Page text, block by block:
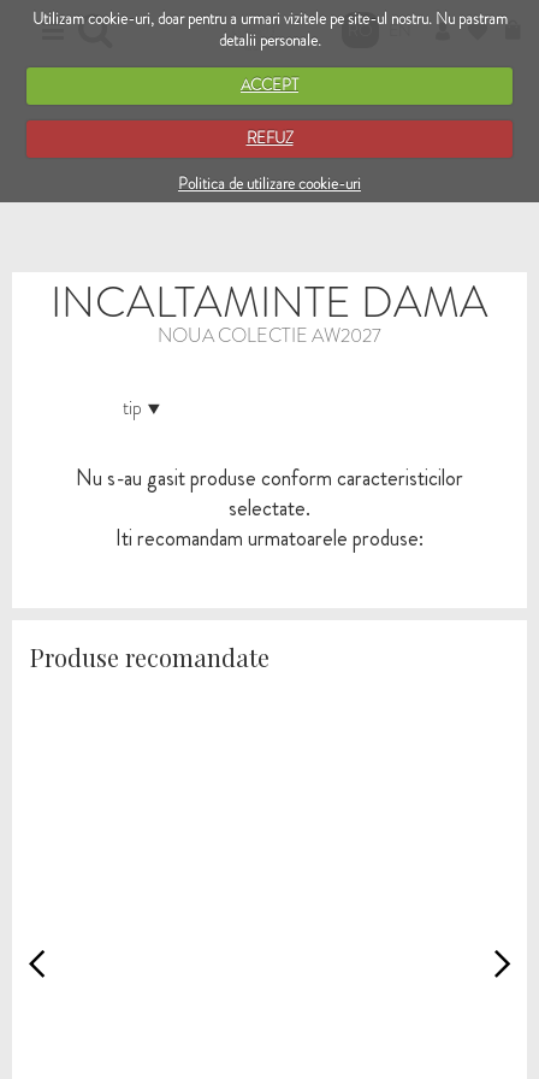
Utilizam cookie-uri, doar pentru a urmari vizitele pe site-ul nostru. Nu pastram
detalii personale.
ACCEPT
REFUZ
Politica de utilizare cookie-uri
RO EN
INCALTAMINTE DAMA
NOUA COLECTIE AW2027
tip
Nu s-au gasit produse conform caracteristicilor
selectate.
Iti recomandam urmatoarele produse:
Produse recomandate